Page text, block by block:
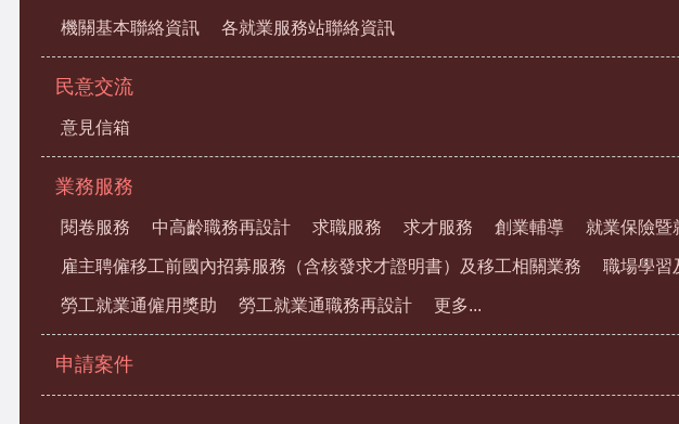
機關基本聯絡資訊 各就業服務站聯絡資訊
民意交流
意見信箱
業務服務
閱卷服務 中高齡職務再設計 求職服務 求才服務 創業輔導 就業保險暨
雇主聘僱移工前國內招募服務（含核發求才證明書）及移工相關業務 職場學習
勞工就業通僱用獎助 勞工就業通職務再設計 更多...
申請案件